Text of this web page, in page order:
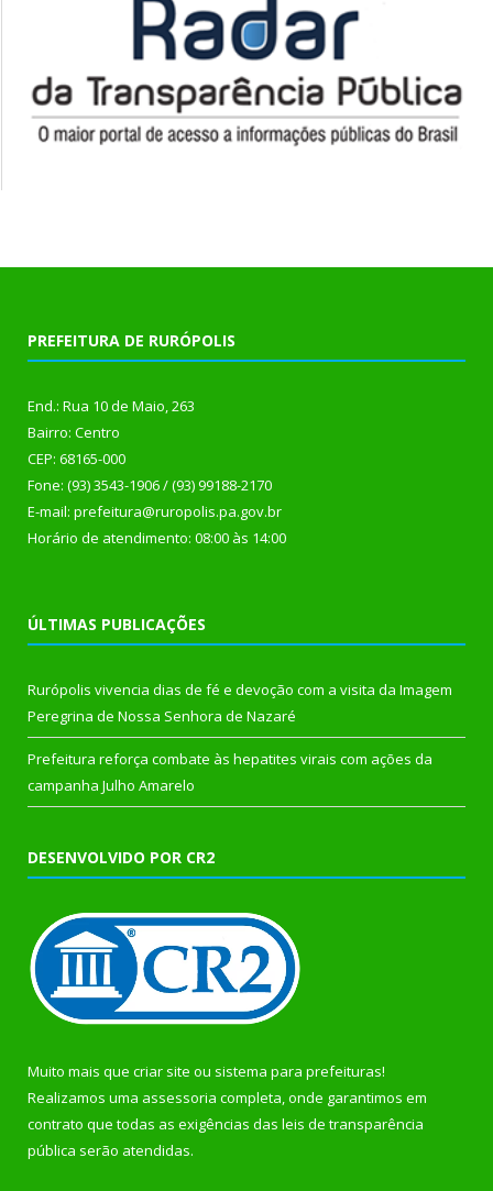
PREFEITURA DE RURÓPOLIS
End.: Rua 10 de Maio, 263
Bairro: Centro
CEP: 68165-000
Fone: (93) 3543-1906 / (93) 99188-2170
E-mail: prefeitura@ruropolis.pa.gov.br
Horário de atendimento: 08:00 às 14:00
ÚLTIMAS PUBLICAÇÕES
Rurópolis vivencia dias de fé e devoção com a visita da Imagem
Peregrina de Nossa Senhora de Nazaré
Prefeitura reforça combate às hepatites virais com ações da
campanha Julho Amarelo
DESENVOLVIDO POR CR2
Muito mais que criar site ou sistema para prefeituras!
Realizamos uma assessoria completa, onde garantimos em
contrato que todas as exigências das leis de transparência
pública serão atendidas.